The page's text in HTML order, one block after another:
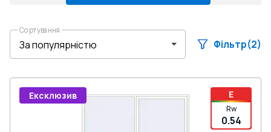
Сортування
Фільтр(2)
E
Rw
0.54
Ексклюзив